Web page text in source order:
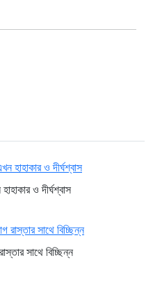
ও দীর্ঘশ্বাস
সাথে বিচ্ছিন্ন